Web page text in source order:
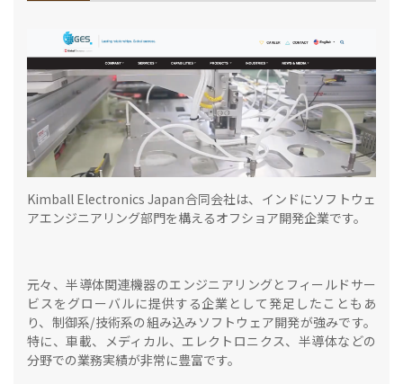
Kimball Electronics Japan合同会社は、インドにソフトウェ
アエンジニアリング部門を構えるオフショア開発企業です。
元々、半導体関連機器のエンジニアリングとフィールドサー
ビスをグローバルに提供する企業として発足したこともあ
り、制御系/技術系の組み込みソフトウェア開発が強みです。
特に、車載、メディカル、エレクトロニクス、半導体などの
分野での業務実績が非常に豊富です。